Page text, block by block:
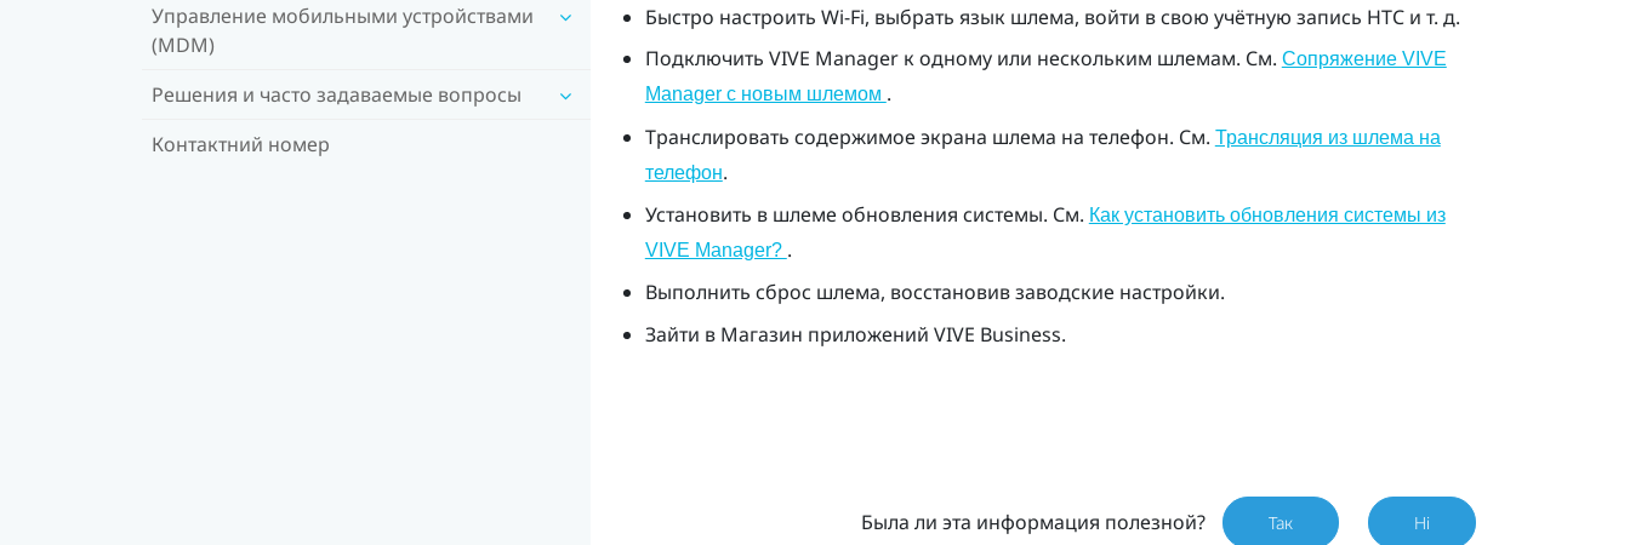
Управление мобильными устройствами
(MDM)
Решения и часто задаваемые вопросы
Контактний номер
Быстро настроить Wi‍-Fi, выбрать язык шлема, войти в свою учётную запись HTC и т. д.
Подключить VIVE Managerк одному или нескольким шлемам. См. Сопряжение VIVE
Manager с новым шлемом .
Транслировать содержимое экрана шлема на телефон. См. Трансляция из шлема на
телефон.
Установить в шлеме обновления системы. См. Как установить обновления системы из
VIVE Manager? .
Выполнить сброс шлема, восстановив заводские настройки.
Зайти в Магазин приложений VIVE Business.
Была ли эта информация полезной? Так Ні